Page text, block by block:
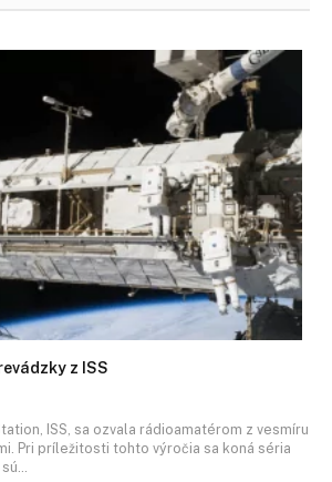
z ISS
ISS, sa ozvala rádioamatérom z vesmíru
Pri príležitosti tohto výročia sa koná séria